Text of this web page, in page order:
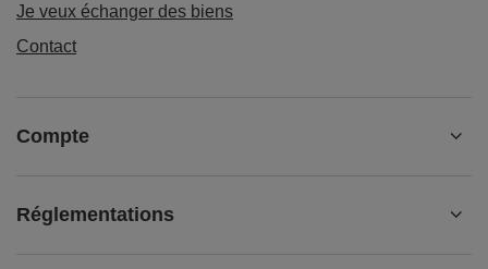
Je veux échanger des biens
Contact
Compte
Réglementations